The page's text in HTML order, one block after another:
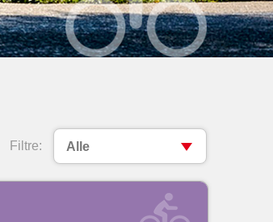
Filtre: Alle